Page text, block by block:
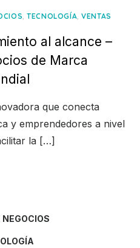
,TECNOLOGÍA,VENTAS
al alcance –
de Marca
que conecta
y emprendedores a nivel
la […]
NEGOCIOS